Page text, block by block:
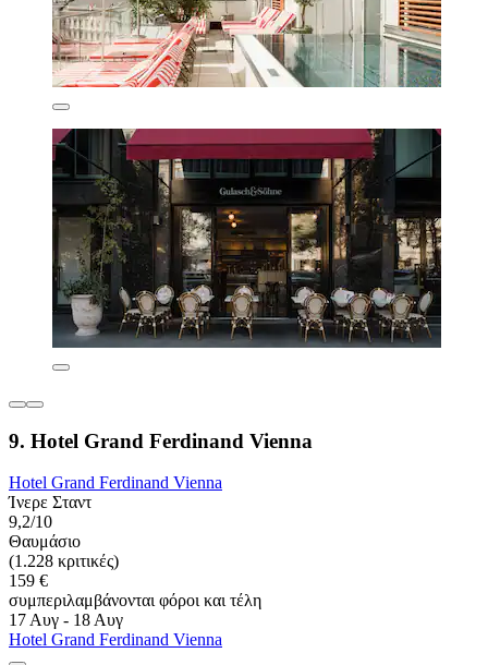
9. Hotel Grand Ferdinand Vienna
Hotel Grand Ferdinand Vienna
Ίνερε Σταντ
9,2/10
Θαυμάσιο
(1.228 κριτικές)
159 €
συμπεριλαμβάνονται φόροι και τέλη
17 Αυγ - 18 Αυγ
Hotel Grand Ferdinand Vienna